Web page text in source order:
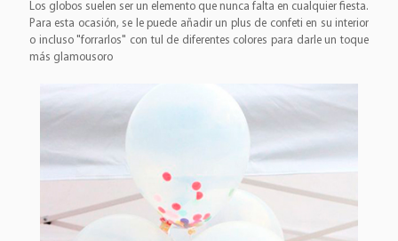
Los globos suelen ser un elemento que nunca falta en cualquier fiesta.
Para esta ocasión, se le puede añadir un plus de confeti en su interior
o incluso "forrarlos" con tul de diferentes colores para darle un toque
más glamousoro